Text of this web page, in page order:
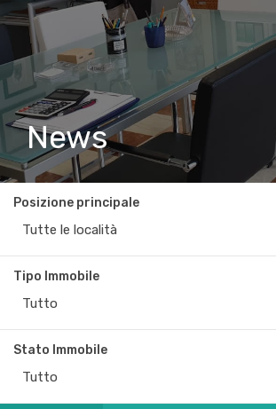
News
Posizione principale
Tutte le località
Tipo Immobile
Tutto
Stato Immobile
Tutto